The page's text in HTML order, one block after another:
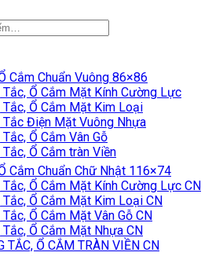
Cắm Chuẩn Vuông 86×86
Tắc, Ổ Cắm Mặt Kính Cường Lực
Tắc, Ổ Cắm Mặt Kim Loại
Tắc Điện Mặt Vuông Nhựa
Ổ Cắm Vân Gỗ
Ổ Cắm tràn Viền
Cắm Chuẩn Chữ Nhật 116×74
Tắc, Ổ Cắm Mặt Kính Cường Lực CN
Tắc, Ổ Cắm Mặt Kim Loại CN
Ổ Cắm Mặt Vân Gỗ CN
Tắc, Ổ Cắm Mặt Nhựa CN
TẮC, Ổ CẮM TRÀN VIỀN CN